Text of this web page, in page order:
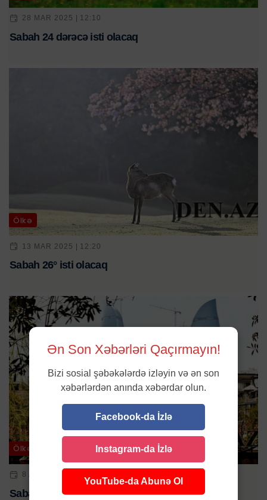
28 MAR 2025 | 12:10
Sabah 24 dərəcə isti olacaq
Ölkə
13 MAR 2025 | 12:20
Sabah 26° isti olacaq
Ölkə
8 APR 2024 | 12:40
Sabah hava isti olacaq - PROQNOZ
Ən Son Xəbərləri Qaçırmayın!
Bizi sosial şəbəkələrdə izləyin və ən son
xəbərlərdən anında xəbərdar olun.
Facebook-da İzlə
Instagram-da İzlə
YouTube-da Abunə Ol